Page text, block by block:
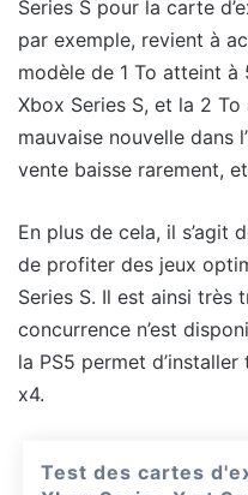
Series S pour la carte
par exemple, revient à
modèle de 1 To atteint
Xbox Series S, et la 2
mauvaise nouvelle dans
vente baisse rarement,
En plus de cela, il s’agit
de profiter des jeux
Series S. Il est ainsi très
concurrence n’est
la PS5 permet
x4.
Test des cartes